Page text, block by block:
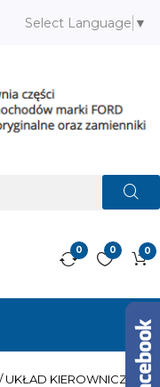
Select Language ▼
0
0
0
/ UKŁAD KIEROWNICZY
/